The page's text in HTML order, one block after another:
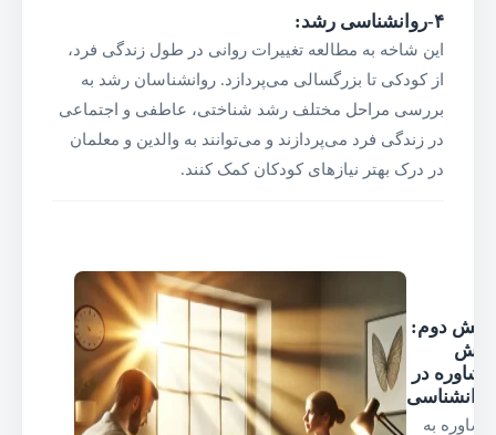
۴-روانشناسی رشد :
این شاخه به مطالعه تغییرات روانی در طول زندگی فرد،
از کودکی تا بزرگسالی می‌پردازد. روانشناسان رشد به
بررسی مراحل مختلف رشد شناختی، عاطفی و اجتماعی
در زندگی فرد می‌پردازند و می‌توانند به والدین و معلمان
در درک بهتر نیازهای کودکان کمک کنند.
بخش دوم:
نقش
مشاوره در
روانشناسی
مشاوره به